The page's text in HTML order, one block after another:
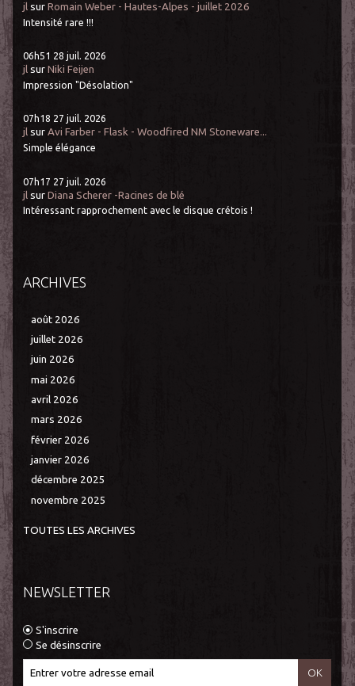
jl surRomain Weber - Hautes-Alpes - juillet 2026
Intensité rare !!!
06h51 28 juil. 2026
jl surNiki Feijen
Impression "Désolation"
07h18 27 juil. 2026
jl surAvi Farber - Flask - Woodfired NM Stoneware...
Simple élégance
07h17 27 juil. 2026
jl surDiana Scherer -Racines de blé
Intéressant rapprochement avec le disque crétois !
ARCHIVES
août 2026
juillet 2026
juin 2026
mai 2026
avril 2026
mars 2026
février 2026
janvier 2026
décembre 2025
novembre 2025
TOUTES LES ARCHIVES
NEWSLETTER
S'inscrire
Se désinscrire